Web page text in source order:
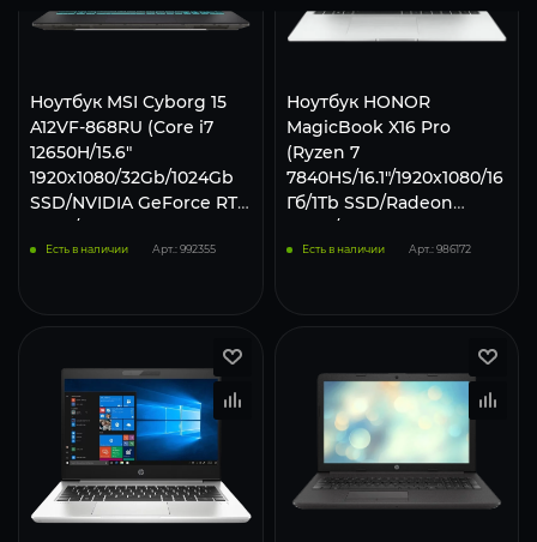
Ноутбук MSI Cyborg 15
A12VF-868RU (Core i7
12650H/15.6"
1920x1080/32Gb/1024Gb
SSD/NVIDIA GeForce RTX
4060/Win 11 Home)
Серый
Есть в наличии Арт.: 992355
Ноутбук HONOR
MagicBook X16 Pro
(Ryzen 7
7840HS/16.1"/1920x1080/16
Гб/1Tb SSD/Radeon
780M/Win 11 Pro) Silver
Есть в наличии Арт.: 986172